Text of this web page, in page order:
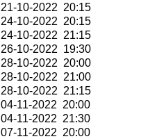
21-10-2022 20:15
24-10-2022 20:15
24-10-2022 21:15
26-10-2022 19:30
28-10-2022 20:00
28-10-2022 21:00
28-10-2022 21:15
04-11-2022 20:00
04-11-2022 21:30
07-11-2022 20:00